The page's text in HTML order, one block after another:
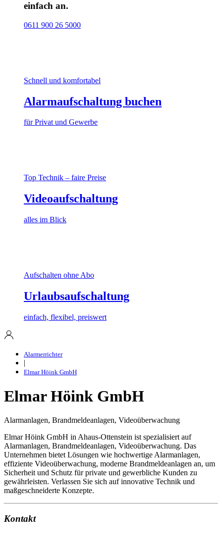
einfach an.
0611 900 26 5000
Schnell und komfortabel
Alarmaufschaltung buchen
für Privat und Gewerbe
Top Technik – faire Preise
Videoaufschaltung
alles im Blick
Aufschalten ohne Abo
Urlaubsaufschaltung
einfach, flexibel, preiswert
Alarmerrichter
|
Elmar Höink GmbH
Elmar Höink GmbH
Alarmanlagen, Brandmeldeanlagen, Videoüberwachung
Elmar Höink GmbH in Ahaus-Ottenstein ist spezialisiert auf
Alarmanlagen, Brandmeldeanlagen, Videoüberwachung. Das
Unternehmen bietet Lösungen wie hochwertige Alarmanlagen,
effiziente Videoüberwachung, moderne Brandmeldeanlagen an, um
Sicherheit und Schutz für private und gewerbliche Kunden zu
gewährleisten. Verlassen Sie sich auf innovative Technik und
maßgeschneiderte Konzepte.
Kontakt